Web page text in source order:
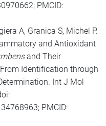
PMCID:
A, Granica S, Michel P.
and Antioxidant
and Their
Identification through
Int J Mol
PMCID: